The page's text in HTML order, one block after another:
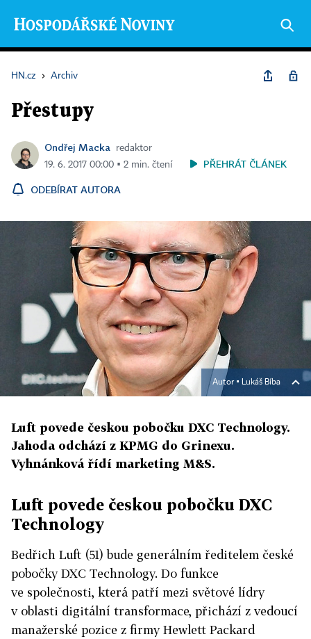
HN.cz › Archiv
Přestupy
Ondřej Macka
redaktor
19. 6. 2017 00:00 ▪ 2 min. čtení
PŘEHRÁT ČLÁNEK
ODEBÍRAT AUTORA
Autor ▪ Lukáš Bíba
Luft povede českou pobočku DXC Technology.
Jahoda odchází z KPMG do Grinexu.
Vyhnánková řídí marketing M&S.
Luft povede českou pobočku DXC
Technology
Bedřich Luft (51) bude generálním ředitelem české
pobočky DXC Technology. Do funkce
ve společnosti, která patří mezi světové lídry
v oblasti digitální transformace, přichází z vedoucí
manažerské pozice z firmy Hewlett Packard